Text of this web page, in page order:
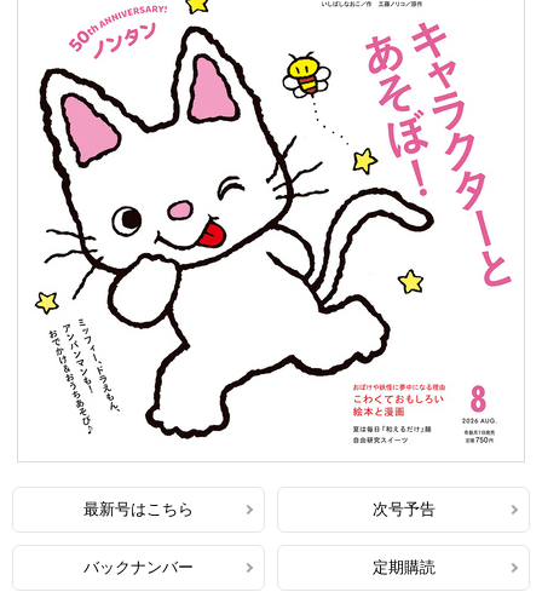
最新号はこちら 次号予告
バックナンバー 定期購読